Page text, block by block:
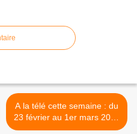
A la télé cette semaine : du
23 février au 1er mars 2019
sur TF1, France 2, France